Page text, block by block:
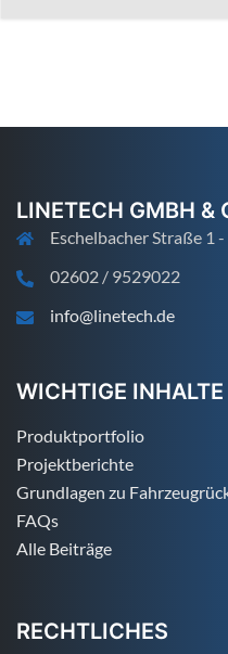
LINETECH GMBH &
Eschelbacher Straße 1
02602 / 9529022
info@linetech.de
WICHTIGE INHALTE
Produktportfolio
Projektberichte
Grundlagen zu
FAQs
Alle Beiträge
RECHTLICHES